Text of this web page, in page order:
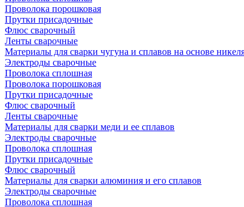
Проволока порошковая
Прутки присадочные
Флюс сварочный
Ленты сварочные
Материалы для сварки чугуна и сплавов на основе
Электроды сварочные
Проволока сплошная
Проволока порошковая
Прутки присадочные
Флюс сварочный
Ленты сварочные
Материалы для сварки меди и ее сплавов
Электроды сварочные
Проволока сплошная
Прутки присадочные
Флюс сварочный
Материалы для сварки алюминия и его сплавов
Электроды сварочные
Проволока сплошная